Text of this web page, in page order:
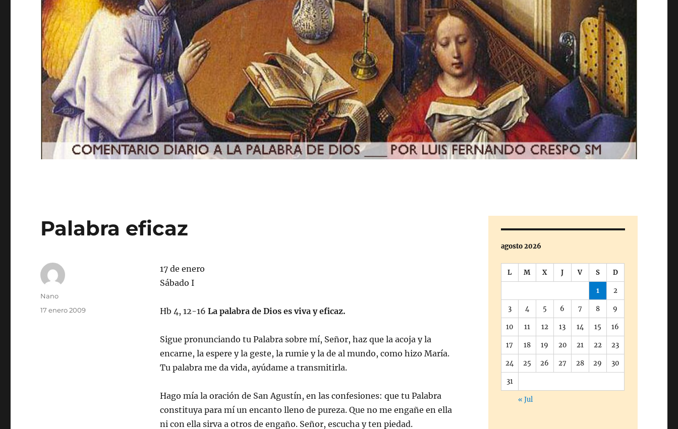
Palabra eficaz
17 de enero
Sábado I
Hb 4, 12-16 La palabra de Dios es viva y eficaz.
Sigue pronunciando tu Palabra sobre mí, Señor, haz que la acoja y la
encarne, la espere y la geste, la rumie y la de al mundo, como hizo María.
Tu palabra me da vida, ayúdame a transmitirla.
Hago mía la oración de San Agustín, en las confesiones: que tu Palabra
constituya para mí un encanto lleno de pureza. Que no me engañe en ella
ni con ella sirva a otros de engaño. Señor, escucha y ten piedad.
Autor
Nano
Publicado
17 enero 2009
agosto 2026
L M X J V S D
1 2
3 4 5 6 7 8 9
10 11 12 13 14 15 16
17 18 19 20 21 22 23
24 25 26 27 28 29 30
31
« Jul